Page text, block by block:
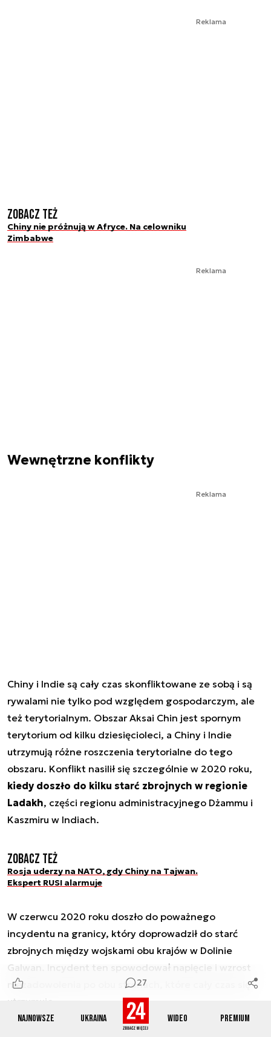
Najnowsze Ukraina Wideo Premium
27
Reklama
Zobacz też
Chiny nie próżnują w Afryce. Na celowniku
Zimbabwe
Reklama
Wewnętrzne konflikty
Reklama
Chiny i Indie są cały czas skonfliktowane ze sobą i są
rywalami nie tylko pod względem gospodarczym, ale
też terytorialnym. Obszar Aksai Chin jest spornym
terytorium od kilku dziesięcioleci, a Chiny i Indie
utrzymują różne roszczenia terytorialne do tego
obszaru. Konflikt nasilił się szczególnie w 2020 roku,
kiedy doszło do kilku starć zbrojnych w regionie
Ladakh, części regionu administracyjnego Dżammu i
Kaszmiru w Indiach.
Zobacz też
Rosja uderzy na NATO, gdy Chiny na Tajwan.
Ekspert RUSI alarmuje
W czerwcu 2020 roku doszło do poważnego
incydentu na granicy, który doprowadził do starć
zbrojnych między wojskami obu krajów w Dolinie
Galwan. Incydent ten spowodował napięcie i wzrost
niezadowolenia po obu stronach, które cały czas się
utrzymuje.